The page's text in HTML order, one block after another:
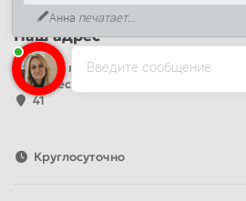
Наш адрес
Офис продаж
Адрес: Россия, Санкт-Петербург,
41
Круглосуточно
Введите сообщение
Анна печатает...